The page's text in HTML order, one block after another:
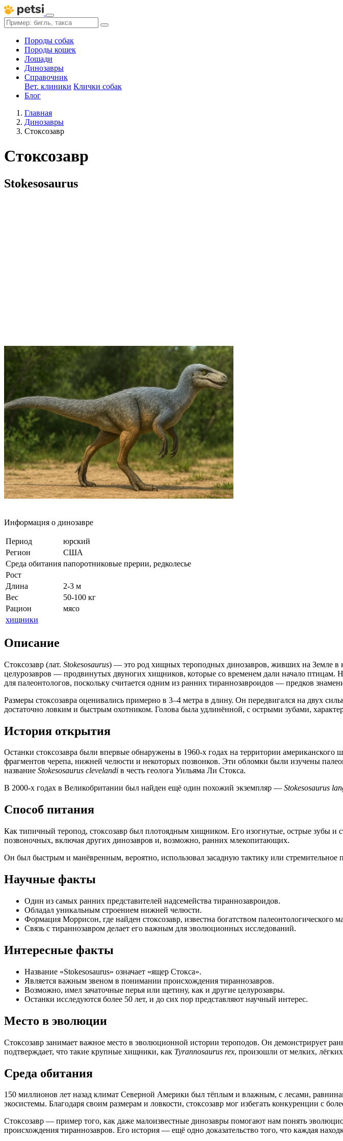
Породы собак
Породы кошек
Лошади
Динозавры
Справочник
Вет. клиники Клички собак
Блог
Главная
Динозавры
Стоксозавр
Стоксозавр
Stokesosaurus
Информация о динозавре
Период
юрский
Регион
США
Среда обитания папоротниковые прерии, редколесье
Рост
Длина
2-3 м
Вес
50-100 кг
Рацион
мясо
хищники
Описание
Стоксозавр (лат. Stokesosaurus) — это род хищных тероподных динозавров, живших на Земле в
целурозавров — продвинутых двуногих хищников, которые со временем дали начало птицам.
для палеонтологов, поскольку считается одним из ранних тираннозавроидов — предков
Размеры стоксозавра оценивались примерно в 3–4 метра в длину. Он передвигался на двух
достаточно ловким и быстрым охотником. Голова была удлинённой, с острыми зубами,
История открытия
Останки стоксозавра были впервые обнаружены в 1960-х годах на территории
фрагментов черепа, нижней челюсти и некоторых позвонков. Эти обломки были изучены
название Stokesosaurus clevelandi в честь геолога Уильяма Ли Стокса.
В 2000-х годах в Великобритании был найден ещё один похожий экземпляр — Stokesosaurus
Способ питания
Как типичный теропод, стоксозавр был плотоядным хищником. Его изогнутые, острые зубы и
позвоночных, включая других динозавров и, возможно, ранних млекопитающих.
Он был быстрым и манёвренным, вероятно, использовал засадную тактику или стремительное
Научные факты
Один из самых ранних представителей надсемейства тираннозавроидов.
Обладал уникальным строением нижней челюсти.
Формация Моррисон, где найден стоксозавр, известна богатством палеонтологического
Связь с тираннозавром делает его важным для эволюционных исследований.
Интересные факты
Название «Stokesosaurus» означает «ящер Стокса».
Является важным звеном в понимании происхождения тираннозавров.
Возможно, имел зачаточные перья или щетину, как и другие целурозавры.
Останки исследуются более 50 лет, и до сих пор представляют научный интерес.
Место в эволюции
Стоксозавр занимает важное место в эволюционной истории тероподов. Он демонстрирует
подтверждает, что такие крупные хищники, как Tyrannosaurus rex, произошли от мелких,
Среда обитания
150 миллионов лет назад климат Северной Америки был тёплым и влажным, с лесами,
экосистемы. Благодаря своим размерам и ловкости, стоксозавр мог избегать конкуренции с
Стоксозавр — пример того, как даже малоизвестные динозавры помогают нам понять
происхождения тираннозавров. Его история — ещё одно доказательство того, что каждая